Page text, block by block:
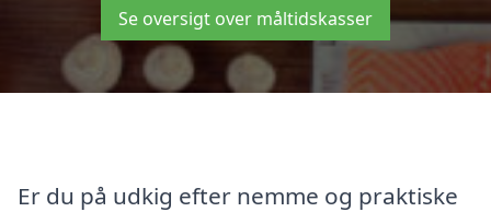
Se oversigt over måltidskasser
Er du på udkig efter nemme og praktiske